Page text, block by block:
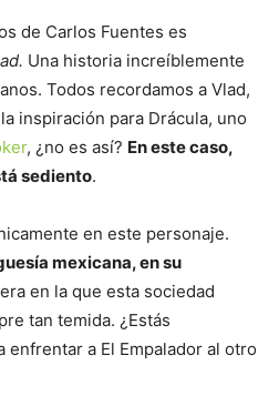
de Carlos Fuentes es
Una historia increíblemente
Todos recordamos a Vlad,
inspiración para Drácula, uno
, ¿no es así? En este caso,
sediento.
en este personaje.
mexicana, en su
en la que esta sociedad
tan temida. ¿Estás
enfrentar a El Empalador al otro